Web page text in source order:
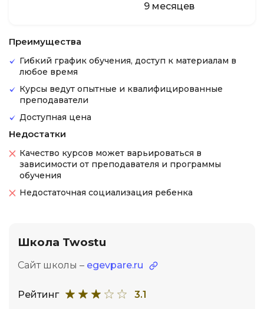
9 месяцев
Преимущества
Гибкий график обучения, доступ к материалам в
любое время
Курсы ведут опытные и квалифицированные
преподаватели
Доступная цена
Недостатки
Качество курсов может варьироваться в
зависимости от преподавателя и программы
обучения
Недостаточная социализация ребенка
Школа Twostu
Сайт школы – egevpare.ru
Рейтинг 3.1